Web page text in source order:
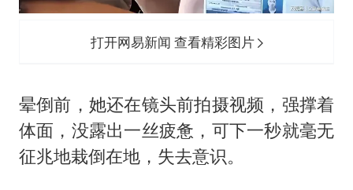
打开网易新闻 查看精彩图片
晕倒前，她还在镜头前拍摄视频，强撑着
体面，没露出一丝疲惫，可下一秒就毫无
征兆地栽倒在地，失去意识。